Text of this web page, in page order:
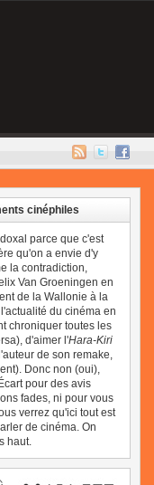
cinéphiles
parce que c'est
qu'on a envie d'y
la contradiction,
Van Groeningen en
de la Wallonie à la
du cinéma en
chroniquer toutes les
d'aimer l'Hara-Kiri
de son remake,
Donc non (oui),
pour des avis
fades, ni pour vous
verrez qu'ici tout est
de cinéma. On
haut.